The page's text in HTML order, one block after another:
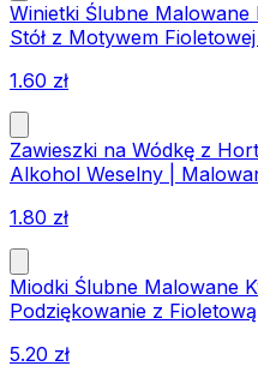
Winietki Ślubne
Stół z Motywem
1.60 zł
Zawieszki na Wódkę z
Alkohol Weselny |
1.80 zł
Miodki Ślubne Malowane
Podziękowanie z
5.20 zł